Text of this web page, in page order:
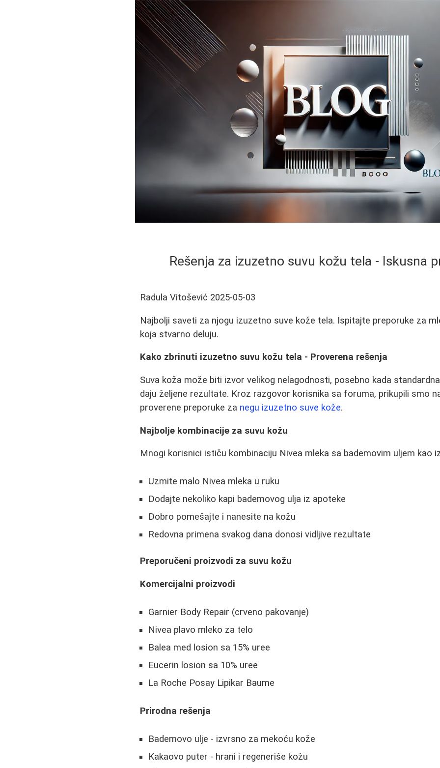
Rešenja za izuzetno suvu kožu tela - Iskusna
Radula Vitošević 2025-05-03
Najbolji saveti za njogu izuzetno suve kože tela. Ispitajte preporuke za
koja stvarno deluju.
Kako zbrinuti izuzetno suvu kožu tela - Proverena rešenja
Suva koža može biti izvor velikog nelagodnosti, posebno kada
daju željene rezultate. Kroz razgovor korisnika sa foruma, prikupili smo
proverene preporuke za negu izuzetno suve kože.
Najbolje kombinacije za suvu kožu
Mnogi korisnici ističu kombinaciju Nivea mleka sa bademovim uljem kao
Uzmite malo Nivea mleka u ruku
Dodajte nekoliko kapi bademovog ulja iz apoteke
Dobro pomešajte i nanesite na kožu
Redovna primena svakog dana donosi vidljive rezultate
Preporučeni proizvodi za suvu kožu
Komercijalni proizvodi
Garnier Body Repair (crveno pakovanje)
Nivea plavo mleko za telo
Balea med losion sa 15% uree
Eucerin losion sa 10% uree
La Roche Posay Lipikar Baume
Prirodna rešenja
Bademovo ulje - izvrsno za mekoću kože
Kakaovo puter - hrani i regeneriše kožu